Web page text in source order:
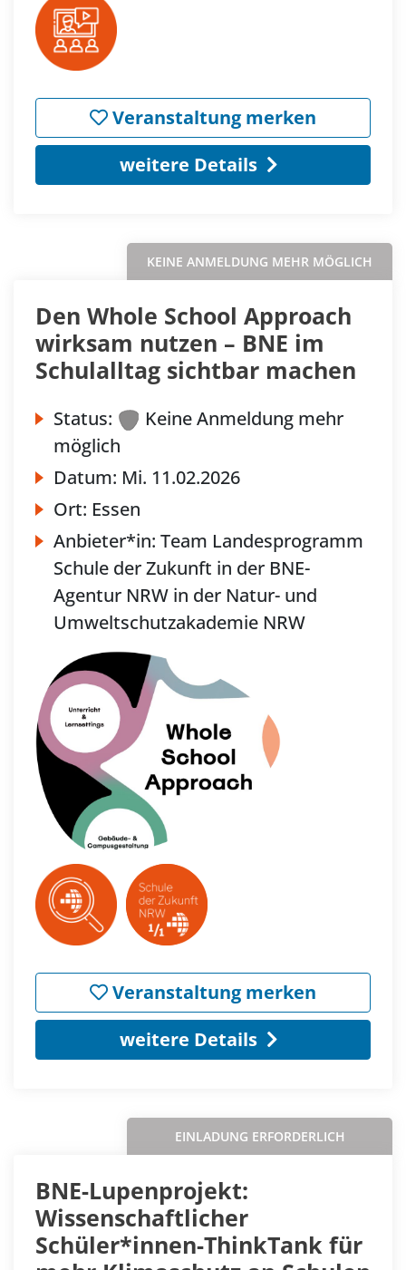
Veranstaltung merken
weitere Details
KEINE ANMELDUNG MEHR MÖGLICH
Den Whole School Approach
wirksam nutzen – BNE im
Schulalltag sichtbar machen
Status:
Keine Anmeldung mehr
möglich
Datum: Mi. 11.02.2026
Ort: Essen
Anbieter*in: Team Landesprogramm
Schule der Zukunft in der BNE-
Agentur NRW in der Natur- und
Umweltschutzakademie NRW
Veranstaltung merken
weitere Details
EINLADUNG ERFORDERLICH
BNE-Lupenprojekt:
Wissenschaftlicher
Schüler*innen-ThinkTank für